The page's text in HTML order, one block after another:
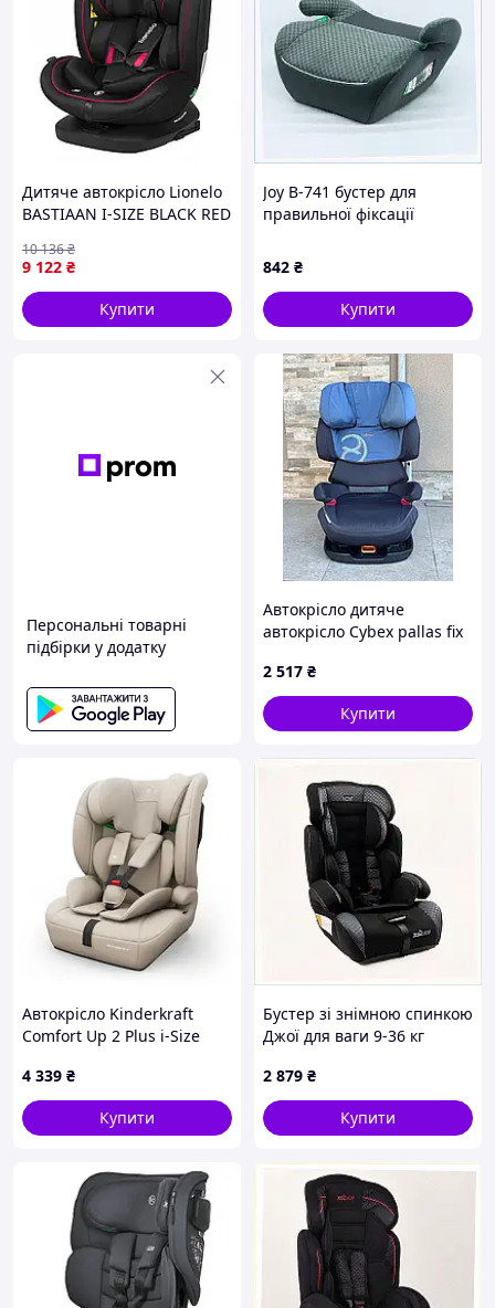
Дитяче автокрісло Lionelo
BASTIAAN I-SIZE BLACK RED
9 122 ₴
10 136₴
Купити
Joy B-741 бустер для
правильної фіксації
A9C004052
842 ₴
Купити
Персональні товарні
підбірки у додатку
Автокрісло дитяче
автокрісло Cybex pallas fix
2 517 ₴
Купити
Автокрісло Kinderkraft
Comfort Up 2 Plus i-Size
4 339 ₴
Купити
Бустер зі знімною спинкою
Джої для ваги 9-36 кг
2 879 ₴
Купити